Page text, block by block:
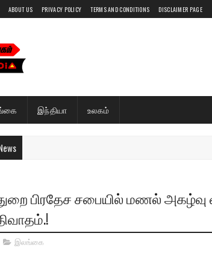
ABOUT US PRIVACY POLICY TERMS AND CONDITIONS DISCLAIMER PAGE
இந்தியா உலகம்
பிரதேச சபையில் மணல் அகழ்வு
இலங்கை